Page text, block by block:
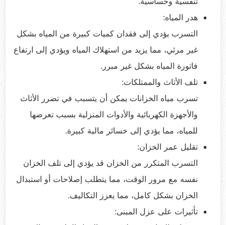
هدر المياه:
التسرب يؤدي إلى فقدان كميات كبيرة من المياه بشكل
غير مرئي، مما يزيد من استهلاك المياه ويؤدي إلى ارتفاع
فاتورة المياه بشكل غير مبرر.
تلف الأثاث والممتلكات:
تسرب مياه الخزانات يمكن أن يتسبب في تضرر الأثاث
والأجهزة الكهربائية والأدوات المنزلية بسبب تعرضها
للمياه، مما يؤدي إلى خسائر مالية كبيرة.
تقليل عمر الخزان:
التسرب المتكرر من الخزان قد يؤدي إلى تلف الخزان
نفسه مع مرور الوقت، مما يتطلب إصلاحات أو استبدال
الخزان بشكل كامل، مما يعزز التكاليف.
تأثيرات على عزل المبنى: